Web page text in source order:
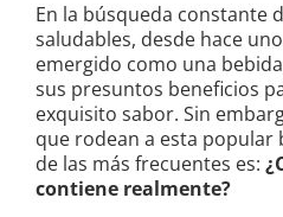
En la búsqueda constante
saludables, desde hace
emergido como una
sus presuntos beneficios
exquisito sabor. Sin
que rodean a esta popular
de las más frecuentes es:
contiene realmente?